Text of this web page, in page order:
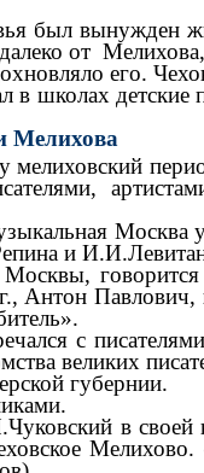
был
от Мелихова,
его.
школах
Мелихова
и
Антон
с
великих
губернии.
в своей